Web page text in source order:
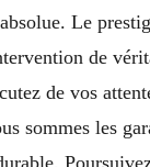
Le
de
de vos
sommes les